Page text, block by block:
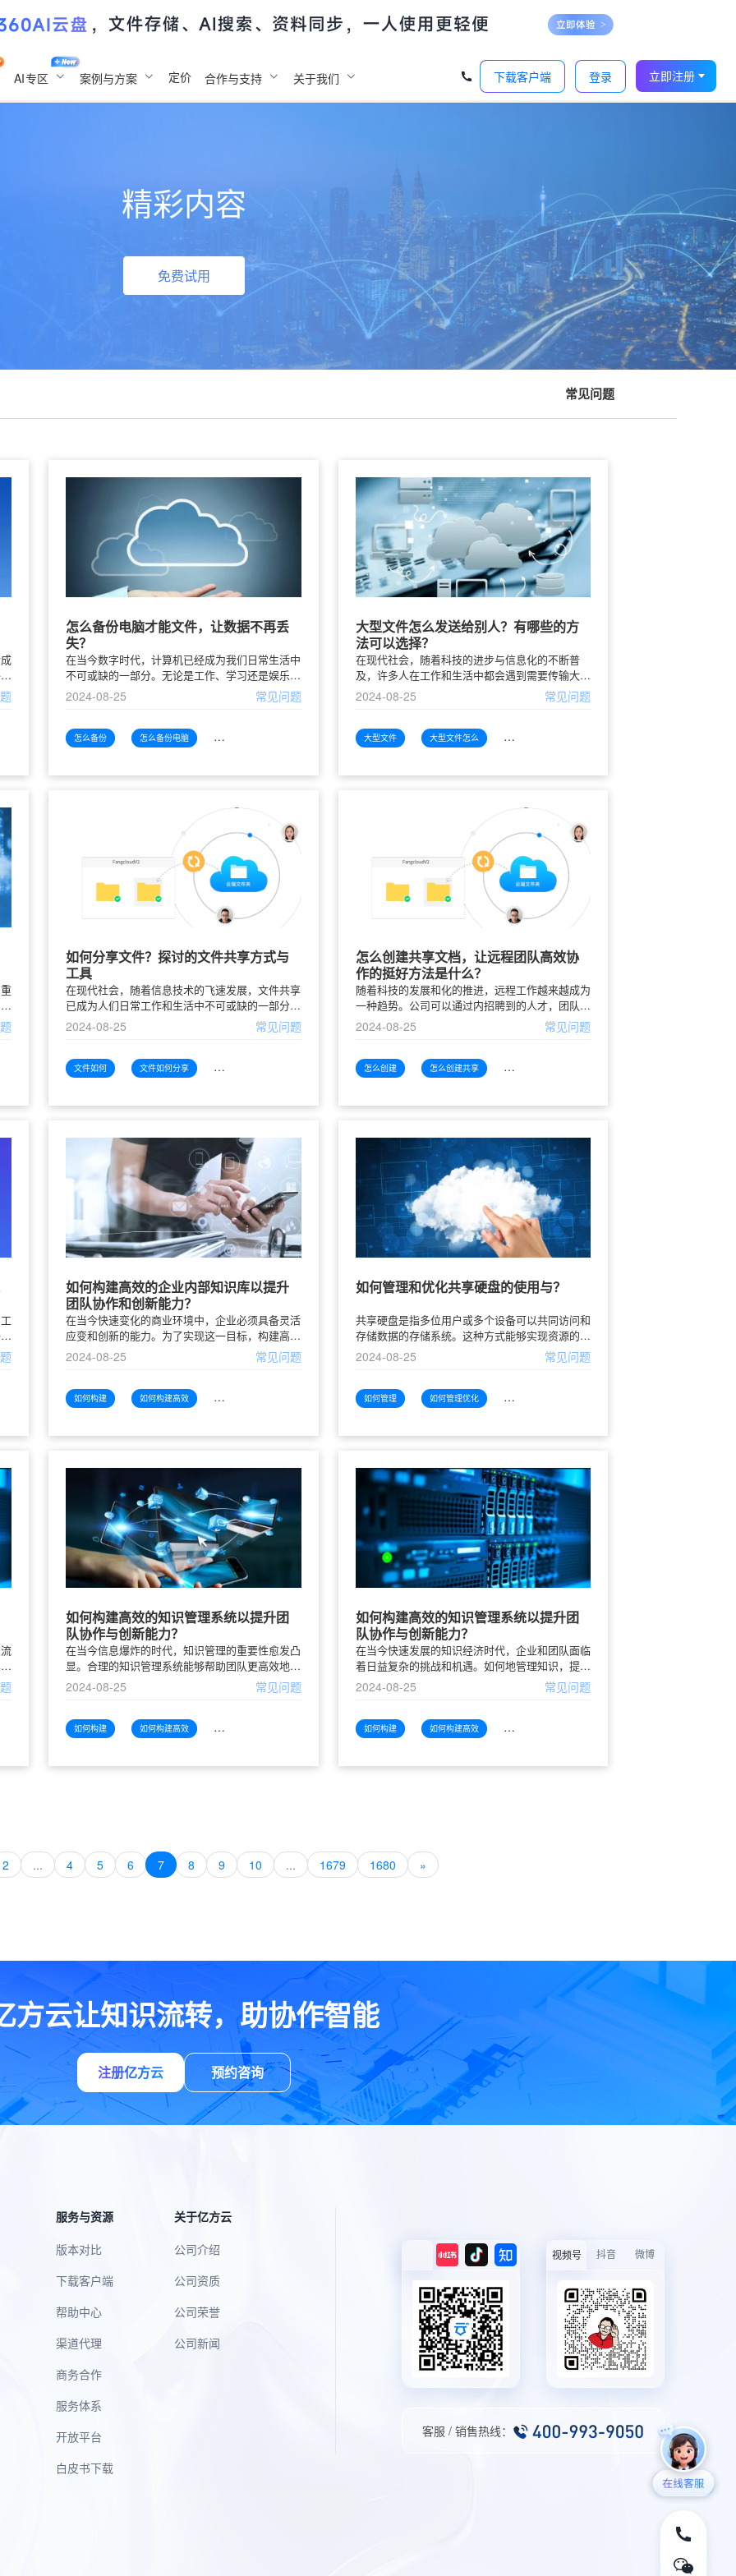
AI专区 案例与方案 定价 合作与支持 关于我们 下载客户端 登录 立即注册
精彩内容
免费试用
常见问题
怎么备份电脑才能文件，让数据不再丢
失？
在当今数字时代，计算机已经成为我们日常生活中
不可或缺的一部分。无论是工作、学习还是娱乐，
电脑中的数据和文件都非常重要。然而，随着时间
的推移，文件丢失的风险也在增加，例如意外删
2024-08-25 常见问题
怎么备份 怎么备份电脑 怎么备份电脑才能
大型文件怎么发送给别人？有哪些的方
法可以选择？
在现代社会，随着科技的进步与信息化的不断普
及，许多人在工作和生活中都会遇到需要传输大型
文件的情况。例如，高清视频、项目文档、软件安
装包等都可能因为体量庞大而给传统的发送方式带
2024-08-25 常见问题
大型文件 大型文件怎么 大型文件怎么送给
如何分享文件？探讨的文件共享方式与
工具
在现代社会，随着信息技术的飞速发展，文件共享
已成为人们日常工作和生活中不可或缺的一部分。
无论是在企业内部的团队协作，还是在个人之间的
文档传递，快速而高效的文件共享方式显得尤为重
2024-08-25 常见问题
文件如何 文件如何分享 文件如何分享探讨
怎么创建共享文档，让远程团队高效协
作的挺好方法是什么？
随着科技的发展和化的推进，远程工作越来越成为
一种趋势。公司可以通过内招聘到的人才，团队成
员可以在任何地方工作，这为企业的灵活性和创新
性提供了巨大空间。然而，远程工作模式也带来了
2024-08-25 常见问题
怎么创建 怎么创建共享 怎么创建共享文档
如何构建高效的企业内部知识库以提升
团队协作和创新能力？
在当今快速变化的商业环境中，企业必须具备灵活
应变和创新的能力。为了实现这一目标，构建高效
的企业内部知识库显得尤为重要。知识库不仅仅是
信息的简单储存，更是促进团队协作、提升创新能
2024-08-25 常见问题
如何构建 如何构建高效 如何构建高效企业
如何管理和优化共享硬盘的使用与？
共享硬盘是指多位用户或多个设备可以共同访问和
存储数据的存储系统。这种方式能够实现资源的合
理利用，提高工作效率，特别是在团队合作和信息
共享方面显得尤为重要。随着信息技术的快速发
2024-08-25 常见问题
如何管理 如何管理优化 如何管理优化共享
如何构建高效的知识管理系统以提升团
队协作与创新能力？
在当今信息爆炸的时代，知识管理的重要性愈发凸
显。合理的知识管理系统能够帮助团队更高效地共
享、利用和创新知识，从而提升整体协作能力和创
新能力。本文将探讨如何构建一个高效的知识管理
2024-08-25 常见问题
如何构建 如何构建高效 如何构建高效知识
如何构建高效的知识管理系统以提升团
队协作与创新能力？
在当今快速发展的知识经济时代，企业和团队面临
着日益复杂的挑战和机遇。如何地管理知识，提升
团队的协作与创新能力，成为组织成功的关键因素
之一。构建一个高效的知识管理系统，能够帮助团
2024-08-25 常见问题
如何构建 如何构建高效 如何构建高效知识
2 ... 4 5 6 7 8 9 10 ... 1679 1680 »
方云让知识流转，助协作智能
注册亿方云 预约咨询
服务与资源
版本对比
下载客户端
帮助中心
渠道代理
商务合作
服务体系
开放平台
白皮书下载
关于亿方云
公司介绍
公司资质
公司荣誉
公司新闻
视频号 抖音 微博
客服 / 销售热线：